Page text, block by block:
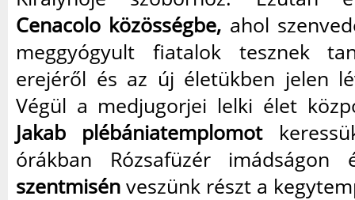
Cenacolo közösségbe, ahol
meggyógyult fiatalok tesznek
erejéről és az új életükben jelen
Végül a medjugorjei lelki élet
Jakab plébániatemplomot
órákban Rózsafüzér
szentmisén veszünk részt a